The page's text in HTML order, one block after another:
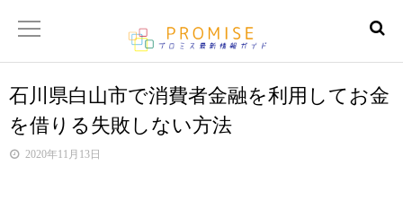
返済金額シュミレーター
【サイトマップ】
石川県白山市で消費者金融を利用してお金
を借りる失敗しない方法
2020年11月13日